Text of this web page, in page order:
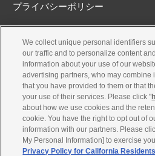
プライバシーポリシー
Cookieポリシー
アクセシビリティ方針
古物営業法に基づく表示
製品・事業のお問合せ
We collect unique personal identifiers
our traffic and to personalize content
information about your use of our
advertising partners, who may combine
that you have provided to them or that
your use of their services. Please click "
about how we use cookies and the
cookie. You have the right to opt out of
information with our partners. Please
My Personal Information] to exercise
Privacy Policy for California Residents